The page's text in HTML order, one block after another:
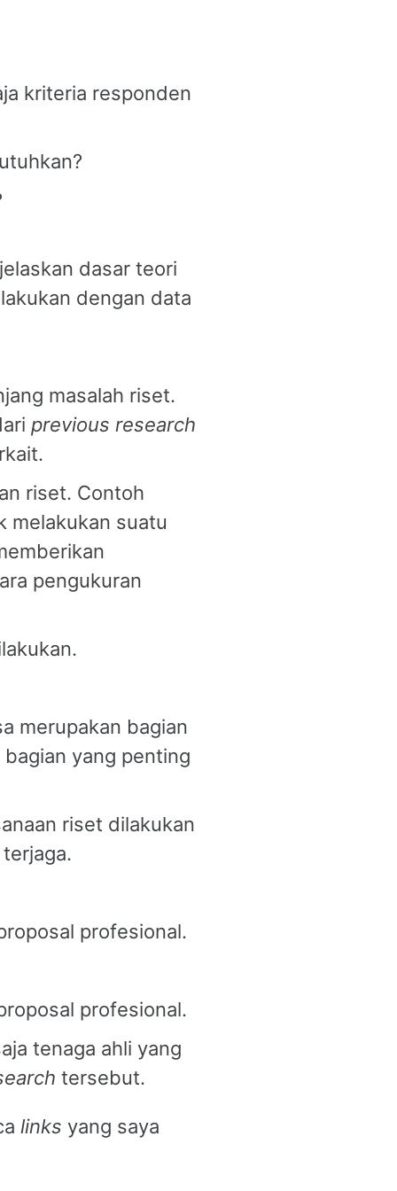
kriteria responden
dasar teori
dengan data
masalah riset.
previous research
riset. Contoh
melakukan suatu
pengukuran
merupakan bagian
yang penting
riset dilakukan
profesional.
profesional.
tenaga ahli yang
tersebut.
links yang saya